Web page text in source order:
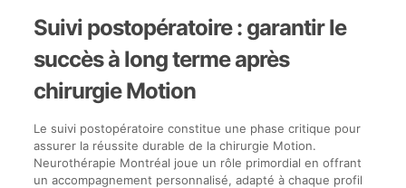
Suivi postopératoire : garantir le
succès à long terme après
chirurgie Motion
Le suivi postopératoire constitue une phase critique pour
assurer la réussite durable de la chirurgie Motion.
Neurothérapie Montréal joue un rôle primordial en offrant
un accompagnement personnalisé, adapté à chaque profil